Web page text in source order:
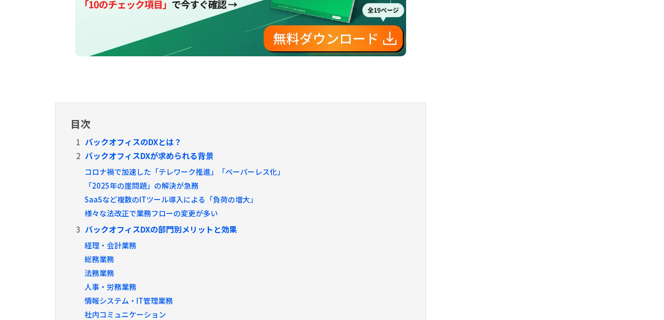
目次
1 バックオフィスのDXとは？
2 バックオフィスDXが求められる背景
コロナ禍で加速した「テレワーク推進」「ペーパーレス化」
「2025年の崖問題」の解決が急務
SaaSなど複数のITツール導入による「負荷の増大」
様々な法改正で業務フローの変更が多い
3 バックオフィスDXの部門別メリットと効果
経理・会計業務
総務業務
法務業務
人事・労務業務
情報システム・IT管理業務
社内コミュニケーション